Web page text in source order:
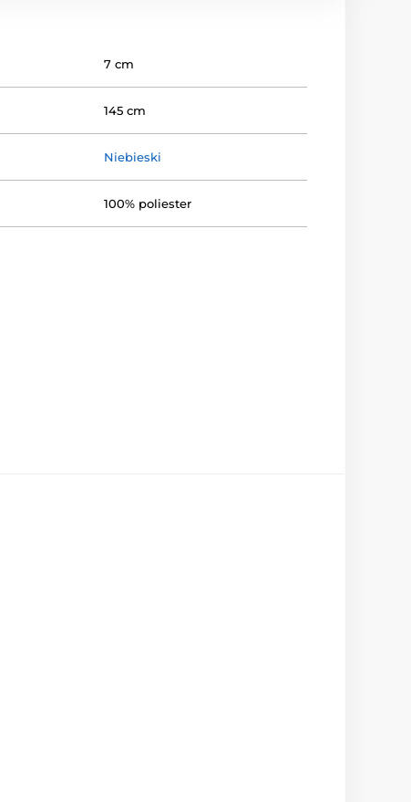
7 cm
145 cm
Niebieski
100% poliester